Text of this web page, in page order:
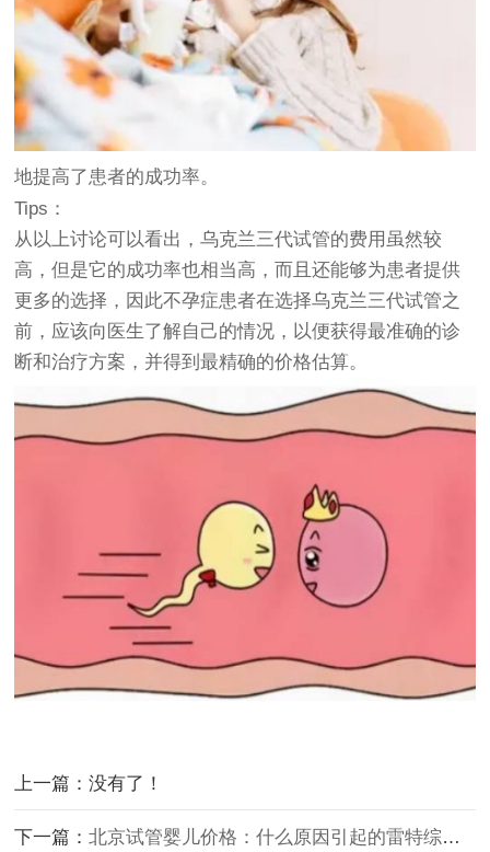
地提高了患者的成功率。
Tips：
从以上讨论可以看出，乌克兰三代试管的费用虽然较
高，但是它的成功率也相当高，而且还能够为患者提供
更多的选择，因此不孕症患者在选择乌克兰三代试管之
前，应该向医生了解自己的情况，以便获得最准确的诊
断和治疗方案，并得到最精确的价格估算。
上一篇：没有了！
下一篇：北京试管婴儿价格：什么原因引起的雷特综合症？这种病可以通过羊水穿刺检查出来吗？